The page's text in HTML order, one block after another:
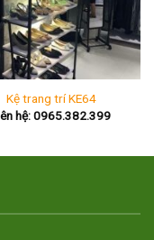
Kệ trang trí KE64
hệ: 0965.382.399